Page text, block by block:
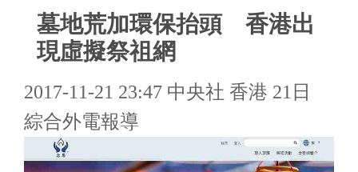
墓地荒加環保抬頭 香港出
現虛擬祭祖網
2017-11-21 23:47 中央社 香港 21日
綜合外電報導